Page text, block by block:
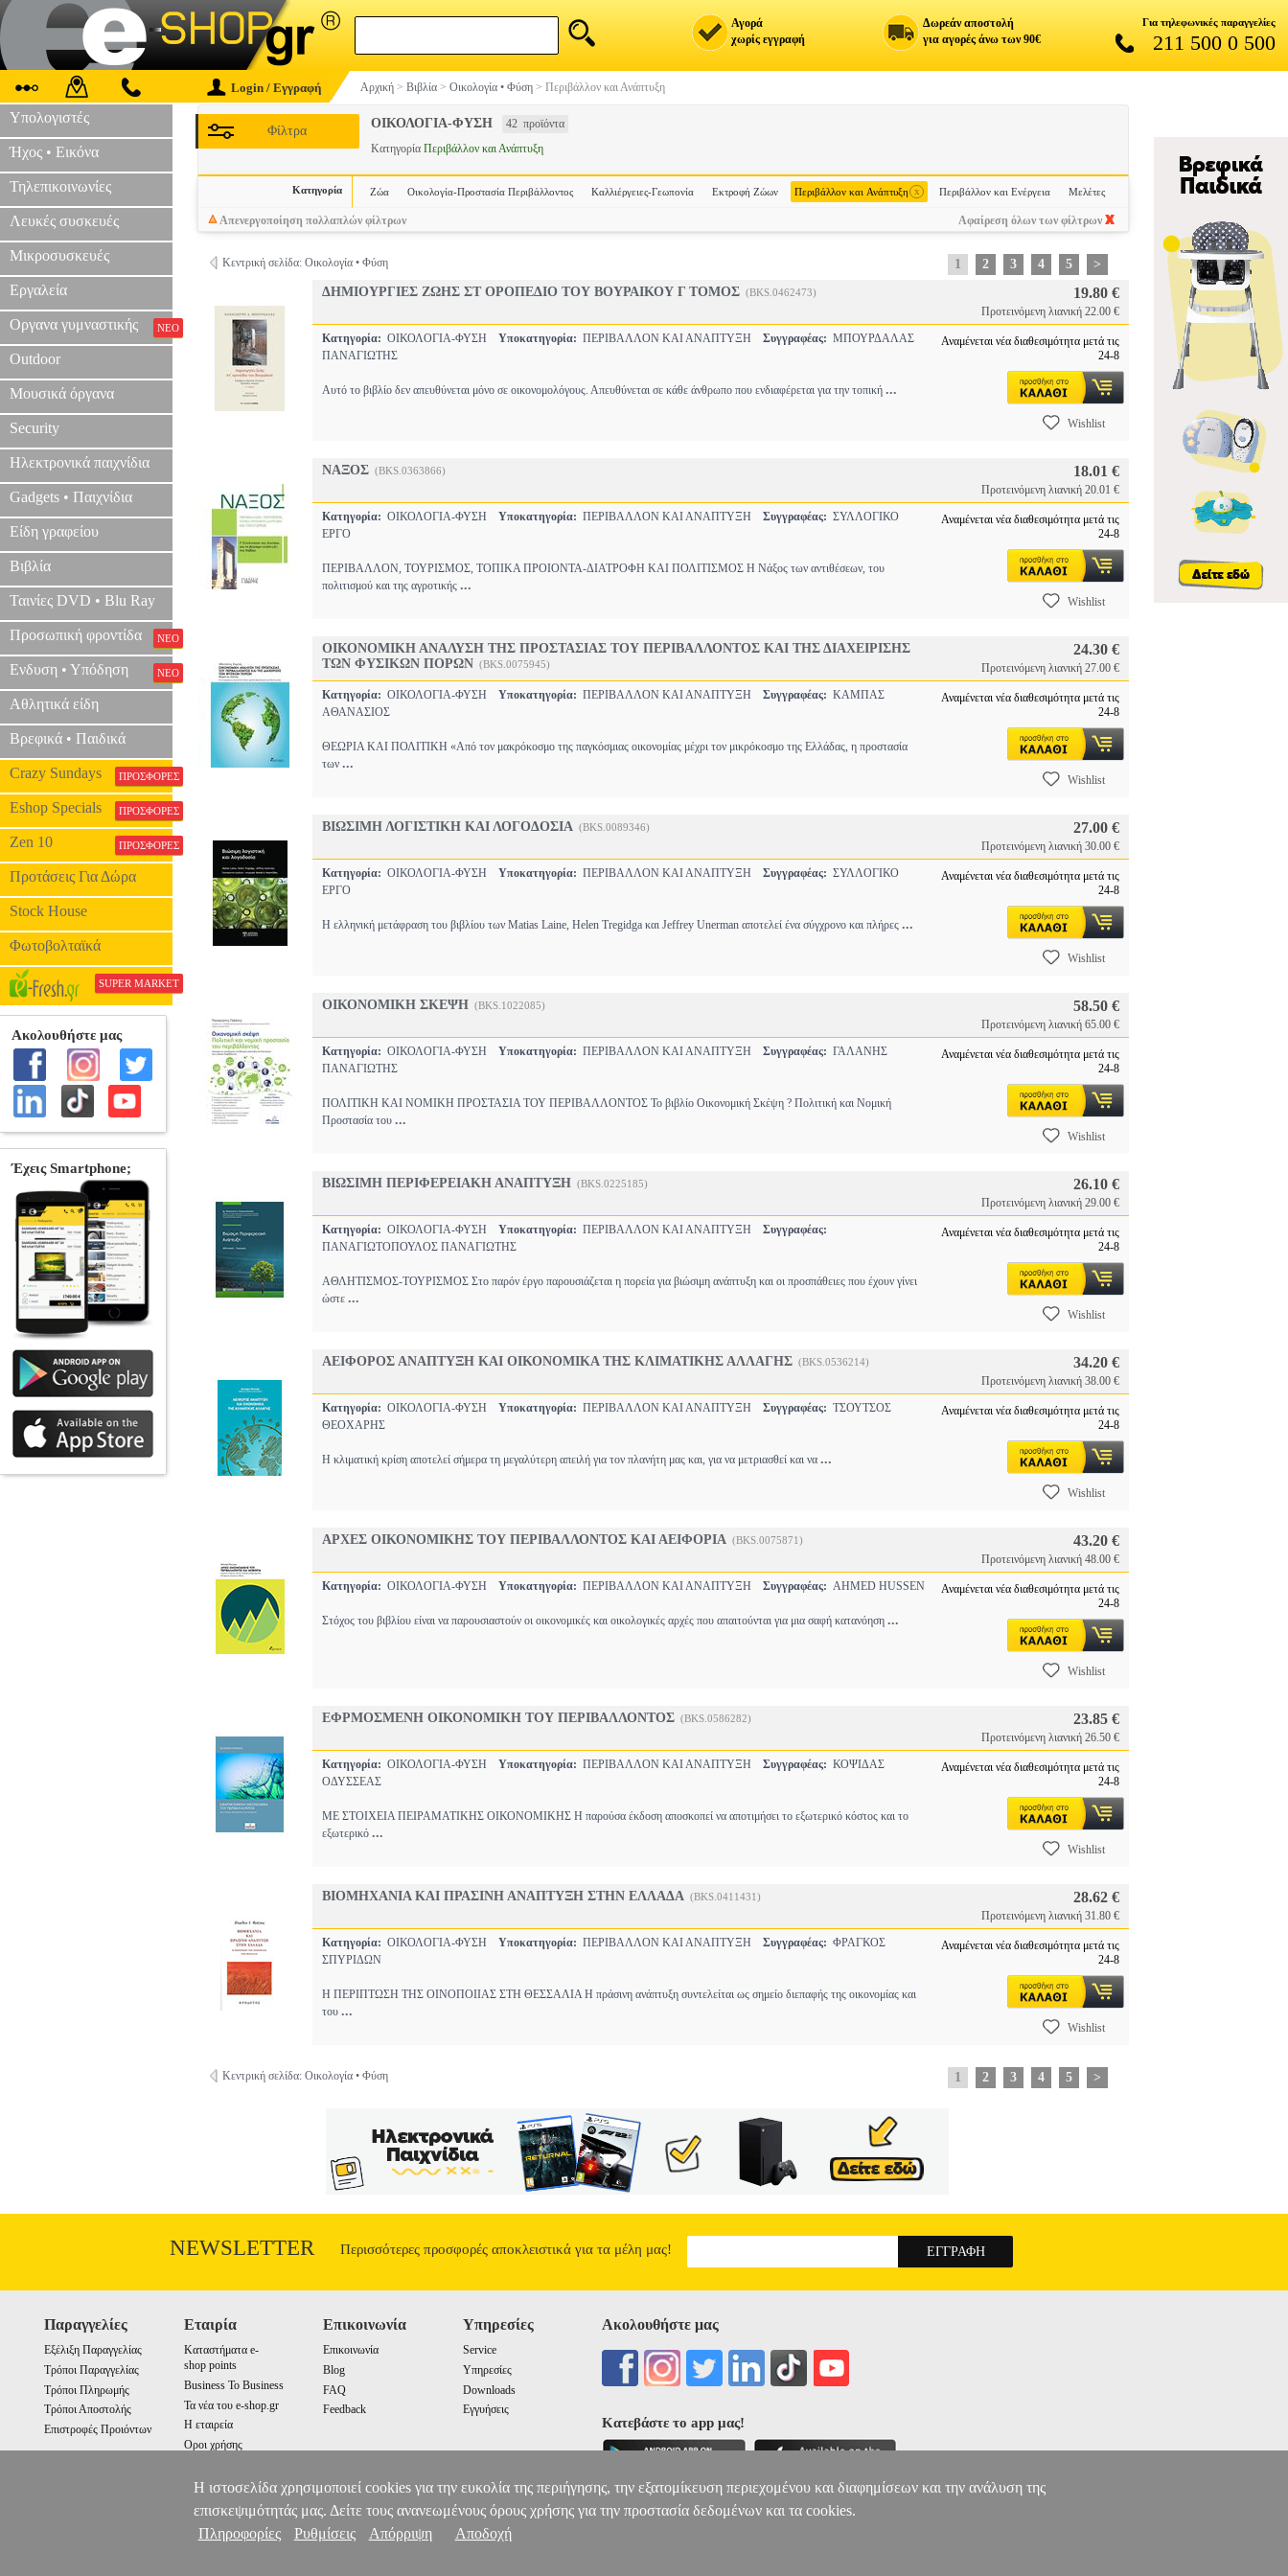
Αγορά
χωρίς εγγραφή
Δωρεάν αποστολή
για αγορές άνω των 90€
Για τηλεφωνικές παραγγελίες
211 500 0 500
Login / Εγγραφή Αρχική > Βιβλία > Οικολογία • Φύση > Περιβάλλον και Ανάπτυξη
Υπολογιστές
Ήχος • Εικόνα
Τηλεπικοινωνίες
Λευκές συσκευές
Μικροσυσκευές
Εργαλεία
Οργανα γυμναστικής ΝΕΟ
Outdoor
Μουσικά όργανα
Security
Ηλεκτρονικά παιχνίδια
Gadgets • Παιχνίδια
Είδη γραφείου
Βιβλία
Ταινίες DVD • Blu Ray
Προσωπική φροντίδα ΝΕΟ
Ενδυση • Υπόδηση ΝΕΟ
Αθλητικά είδη
Βρεφικά • Παιδικά
Crazy Sundays ΠΡΟΣΦΟΡΕΣ
Eshop Specials ΠΡΟΣΦΟΡΕΣ
Zen 10 ΠΡΟΣΦΟΡΕΣ
Προτάσεις Για Δώρα
Stock House
Φωτοβολταϊκά
SUPER MARKET
ΟΙΚΟΛΟΓΙΑ-ΦΥΣΗ 42 προϊόντα
Φίλτρα
Κατηγορία Περιβάλλον και Ανάπτυξη
Κατηγορία Ζώα Οικολογία-Προστασία Περιβάλλοντος Καλλιέργειες-Γεωπονία Εκτροφή Ζώων Περιβάλλον και Ανάπτυξη x Περιβάλλον και Ενέργεια Μελέτες
Απενεργοποίηση πολλαπλών φίλτρων Αφαίρεση όλων των φίλτρων
Κεντρική σελίδα: Οικολογία • Φύση 1 2 3 4 5
>
ΔΗΜΙΟΥΡΓΙΕΣ ΖΩΗΣ ΣΤ ΟΡΟΠΕΔΙΟ ΤΟΥ ΒΟΥΡΑΙΚΟΥ Γ ΤΟΜΟΣ (BKS.0462473) 19.80 €
Προτεινόμενη λιανική 22.00 €
Κατηγορία: ΟΙΚΟΛΟΓΙΑ-ΦΥΣΗ Υποκατηγορία: ΠΕΡΙΒΑΛΛΟΝ ΚΑΙ ΑΝΑΠΤΥΞΗ Συγγραφέας: ΜΠΟΥΡΔΑΛΑΣ
ΠΑΝΑΓΙΩΤΗΣ
Αυτό το βιβλίο δεν απευθύνεται μόνο σε οικονομολόγους. Απευθύνεται σε κάθε άνθρωπο που ενδιαφέρεται για την τοπική ...
Αναμένεται νέα διαθεσιμότητα μετά τις
24-8
Wishlist
ΝΑΞΟΣ (BKS.0363866) 18.01 €
Προτεινόμενη λιανική 20.01 €
Κατηγορία: ΟΙΚΟΛΟΓΙΑ-ΦΥΣΗ Υποκατηγορία: ΠΕΡΙΒΑΛΛΟΝ ΚΑΙ ΑΝΑΠΤΥΞΗ Συγγραφέας: ΣΥΛΛΟΓΙΚΟ
ΕΡΓΟ
ΠΕΡΙΒΑΛΛΟΝ, ΤΟΥΡΙΣΜΟΣ, ΤΟΠΙΚΑ ΠΡΟΙΟΝΤΑ-ΔΙΑΤΡΟΦΗ ΚΑΙ ΠΟΛΙΤΙΣΜΟΣ Η Νάξος των αντιθέσεων, του
πολιτισμού και της αγροτικής ...
Αναμένεται νέα διαθεσιμότητα μετά τις
24-8
Wishlist
ΟΙΚΟΝΟΜΙΚΗ ΑΝΑΛΥΣΗ ΤΗΣ ΠΡΟΣΤΑΣΙΑΣ ΤΟΥ ΠΕΡΙΒΑΛΛΟΝΤΟΣ ΚΑΙ ΤΗΣ ΔΙΑΧΕΙΡΙΣΗΣ
ΤΩΝ ΦΥΣΙΚΩΝ ΠΟΡΩΝ (BKS.0075945)
24.30 €
Προτεινόμενη λιανική 27.00 €
Κατηγορία: ΟΙΚΟΛΟΓΙΑ-ΦΥΣΗ Υποκατηγορία: ΠΕΡΙΒΑΛΛΟΝ ΚΑΙ ΑΝΑΠΤΥΞΗ Συγγραφέας: ΚΑΜΠΑΣ
ΑΘΑΝΑΣΙΟΣ
ΘΕΩΡΙΑ ΚΑΙ ΠΟΛΙΤΙΚΗ «Από τον μακρόκοσμο της παγκόσμιας οικονομίας μέχρι τον μικρόκοσμο της Ελλάδας, η προστασία
των ...
Αναμένεται νέα διαθεσιμότητα μετά τις
24-8
Wishlist
ΒΙΩΣΙΜΗ ΛΟΓΙΣΤΙΚΗ ΚΑΙ ΛΟΓΟΔΟΣΙΑ (BKS.0089346) 27.00 €
Προτεινόμενη λιανική 30.00 €
Κατηγορία: ΟΙΚΟΛΟΓΙΑ-ΦΥΣΗ Υποκατηγορία: ΠΕΡΙΒΑΛΛΟΝ ΚΑΙ ΑΝΑΠΤΥΞΗ Συγγραφέας: ΣΥΛΛΟΓΙΚΟ
ΕΡΓΟ
Η ελληνική μετάφραση του βιβλίου των Matias Laine, Helen Tregidga και Jeffrey Unerman αποτελεί ένα σύγχρονο και πλήρες ...
Αναμένεται νέα διαθεσιμότητα μετά τις
24-8
Wishlist
ΟΙΚΟΝΟΜΙΚΗ ΣΚΕΨΗ (BKS.1022085) 58.50 €
Προτεινόμενη λιανική 65.00 €
Κατηγορία: ΟΙΚΟΛΟΓΙΑ-ΦΥΣΗ Υποκατηγορία: ΠΕΡΙΒΑΛΛΟΝ ΚΑΙ ΑΝΑΠΤΥΞΗ Συγγραφέας: ΓΑΛΑΝΗΣ
ΠΑΝΑΓΙΩΤΗΣ
ΠΟΛΙΤΙΚΗ ΚΑΙ ΝΟΜΙΚΗ ΠΡΟΣΤΑΣΙΑ ΤΟΥ ΠΕΡΙΒΑΛΛΟΝΤΟΣ Το βιβλίο Οικονομική Σκέψη ? Πολιτική και Νομική
Προστασία του ...
Αναμένεται νέα διαθεσιμότητα μετά τις
24-8
Wishlist
ΒΙΩΣΙΜΗ ΠΕΡΙΦΕΡΕΙΑΚΗ ΑΝΑΠΤΥΞΗ (BKS.0225185) 26.10 €
Προτεινόμενη λιανική 29.00 €
Κατηγορία: ΟΙΚΟΛΟΓΙΑ-ΦΥΣΗ Υποκατηγορία: ΠΕΡΙΒΑΛΛΟΝ ΚΑΙ ΑΝΑΠΤΥΞΗ Συγγραφέας:
ΠΑΝΑΓΙΩΤΟΠΟΥΛΟΣ ΠΑΝΑΓΙΩΤΗΣ
ΑΘΛΗΤΙΣΜΟΣ-ΤΟΥΡΙΣΜΟΣ Στο παρόν έργο παρουσιάζεται η πορεία για βιώσιμη ανάπτυξη και οι προσπάθειες που έχουν γίνει
ώστε ...
Αναμένεται νέα διαθεσιμότητα μετά τις
24-8
Wishlist
ΑΕΙΦΟΡΟΣ ΑΝΑΠΤΥΞΗ ΚΑΙ ΟΙΚΟΝΟΜΙΚΑ ΤΗΣ ΚΛΙΜΑΤΙΚΗΣ ΑΛΛΑΓΗΣ (BKS.0536214) 34.20 €
Προτεινόμενη λιανική 38.00 €
Κατηγορία: ΟΙΚΟΛΟΓΙΑ-ΦΥΣΗ Υποκατηγορία: ΠΕΡΙΒΑΛΛΟΝ ΚΑΙ ΑΝΑΠΤΥΞΗ Συγγραφέας: ΤΣΟΥΤΣΟΣ
ΘΕΟΧΑΡΗΣ
Η κλιματική κρίση αποτελεί σήμερα τη μεγαλύτερη απειλή για τον πλανήτη μας και, για να μετριασθεί και να ...
Αναμένεται νέα διαθεσιμότητα μετά τις
24-8
Wishlist
ΑΡΧΕΣ ΟΙΚΟΝΟΜΙΚΗΣ ΤΟΥ ΠΕΡΙΒΑΛΛΟΝΤΟΣ ΚΑΙ ΑΕΙΦΟΡΙΑ (BKS.0075871) 43.20 €
Προτεινόμενη λιανική 48.00 €
Κατηγορία: ΟΙΚΟΛΟΓΙΑ-ΦΥΣΗ Υποκατηγορία: ΠΕΡΙΒΑΛΛΟΝ ΚΑΙ ΑΝΑΠΤΥΞΗ Συγγραφέας: AHMED HUSSEN
Στόχος του βιβλίου είναι να παρουσιαστούν οι οικονομικές και οικολογικές αρχές που απαιτούνται για μια σαφή κατανόηση ...
Αναμένεται νέα διαθεσιμότητα μετά τις
24-8
Wishlist
ΕΦΡΜΟΣΜΕΝΗ ΟΙΚΟΝΟΜΙΚΗ ΤΟΥ ΠΕΡΙΒΑΛΛΟΝΤΟΣ (BKS.0586282) 23.85 €
Προτεινόμενη λιανική 26.50 €
Κατηγορία: ΟΙΚΟΛΟΓΙΑ-ΦΥΣΗ Υποκατηγορία: ΠΕΡΙΒΑΛΛΟΝ ΚΑΙ ΑΝΑΠΤΥΞΗ Συγγραφέας: ΚΟΨΙΔΑΣ
ΟΔΥΣΣΕΑΣ
ΜΕ ΣΤΟΙΧΕΙΑ ΠΕΙΡΑΜΑΤΙΚΗΣ ΟΙΚΟΝΟΜΙΚΗΣ Η παρούσα έκδοση αποσκοπεί να αποτιμήσει το εξωτερικό κόστος και το
εξωτερικό ...
Αναμένεται νέα διαθεσιμότητα μετά τις
24-8
Wishlist
ΒΙΟΜΗΧΑΝΙΑ ΚΑΙ ΠΡΑΣΙΝΗ ΑΝΑΠΤΥΞΗ ΣΤΗΝ ΕΛΛΑΔΑ (BKS.0411431) 28.62 €
Προτεινόμενη λιανική 31.80 €
Κατηγορία: ΟΙΚΟΛΟΓΙΑ-ΦΥΣΗ Υποκατηγορία: ΠΕΡΙΒΑΛΛΟΝ ΚΑΙ ΑΝΑΠΤΥΞΗ Συγγραφέας: ΦΡΑΓΚΟΣ
ΣΠΥΡΙΔΩΝ
Η ΠΕΡΙΠΤΩΣΗ ΤΗΣ ΟΙΝΟΠΟΙΙΑΣ ΣΤΗ ΘΕΣΣΑΛΙΑ Η πράσινη ανάπτυξη συντελείται ως σημείο διεπαφής της οικονομίας και
του ...
Αναμένεται νέα διαθεσιμότητα μετά τις
24-8
Wishlist
Κεντρική σελίδα: Οικολογία • Φύση 1 2 3 4 5 >
NEWSLETTER Περισσότερες προσφορές αποκλειστικά για τα μέλη μας!
Παραγγελίες
Εξέλιξη Παραγγελίας
Τρόποι Παραγγελίας
Τρόποι Πληρωμής
Τρόποι Αποστολής
Επιστροφές Προιόντων
Εταιρία
Καταστήματα e-
shop points
Business To Business
Τα νέα του e-shop.gr
Η εταιρεία
Οροι χρήσης
Επικοινωνία
Επικοινωνία
Blog
FAQ
Feedback
Υπηρεσίες
Service
Υπηρεσίες
Downloads
Εγγυήσεις
Ακολουθήστε μας
Κατεβάστε το app μας!
Η ιστοσελίδα χρησιμοποιεί cookies για την ευκολία της περιήγησης, την εξατομίκευση περιεχομένου και διαφημίσεων και την ανάλυση της
επισκεψιμότητάς μας. Δείτε τους ανανεωμένους όρους χρήσης για την προστασία δεδομένων και τα cookies.
Πληροφορίες
Ρυθμίσεις Απόρριψη Αποδοχή